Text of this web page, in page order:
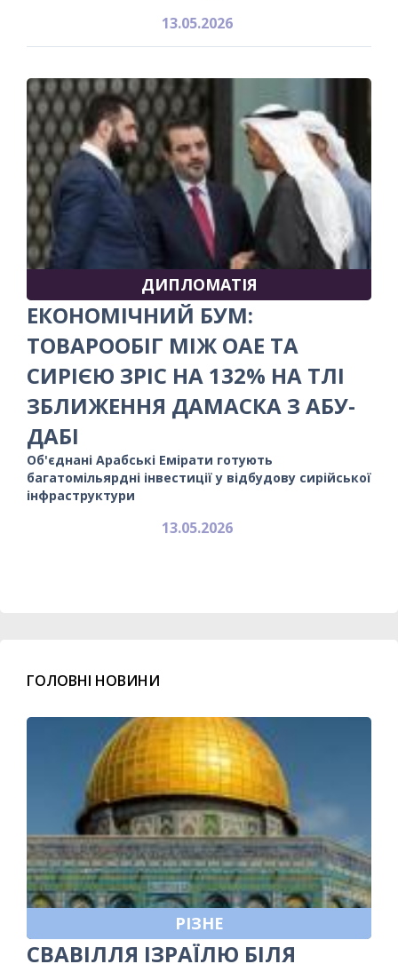
13.05.2026
ДИПЛОМАТІЯ
ЕКОНОМІЧНИЙ БУМ:
ТОВАРООБІГ МІЖ ОАЕ ТА
СИРІЄЮ ЗРІС НА 132% НА ТЛІ
ЗБЛИЖЕННЯ ДАМАСКА З АБУ-
ДАБІ
Об'єднані Арабські Емірати готують
багатомільярдні інвестиції у відбудову сирійської
інфраструктури
13.05.2026
ГОЛОВНІ НОВИНИ
РІЗНЕ
СВАВІЛЛЯ ІЗРАЇЛЮ БІЛЯ